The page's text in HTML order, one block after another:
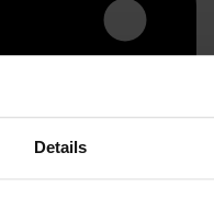
Details